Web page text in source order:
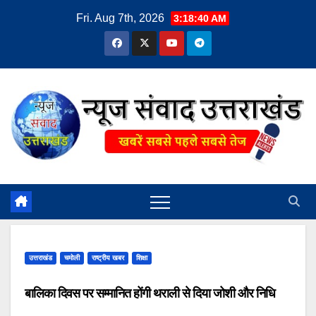
Fri. Aug 7th, 2026 3:18:40 AM
उत्तराखंड चमोली राष्ट्रीय खबर शिक्षा
बालिका दिवस पर सम्मानित होंगी थराली से दिया जोशी और निधि